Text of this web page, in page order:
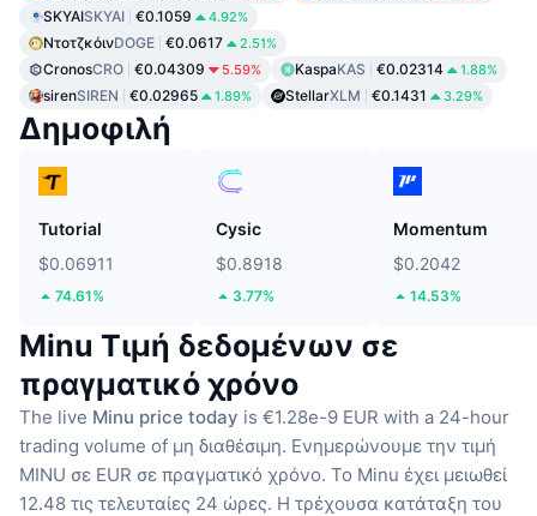
SKYAISKYAI €0.1059 4.92%
ΝτοτζκόινDOGE €0.0617 2.51%
CronosCRO €0.04309 5.59% KaspaKAS €0.02314 1.88%
sirenSIREN €0.02965 1.89% StellarXLM €0.1431 3.29%
Δημοφιλή
Tutorial
$0.06911
74.61%
Cysic
$0.8918
3.77%
Momentum
$0.2042
14.53%
Minu Τιμή δεδομένων σε
πραγματικό χρόνο
The live Minu price today is €1.28e-9 EUR with a 24-hour
trading volume of μη διαθέσιμη. Ενημερώνουμε την τιμή
MINU σε EUR σε πραγματικό χρόνο. Το Minu έχει μειωθεί
12.48 τις τελευταίες 24 ώρες. Η τρέχουσα κατάταξη του